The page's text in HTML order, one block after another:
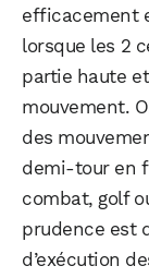
efficacement
lorsque les 2
partie haute
mouvement.
des
demi-tour en
combat, golf
prudence est
d’exécution